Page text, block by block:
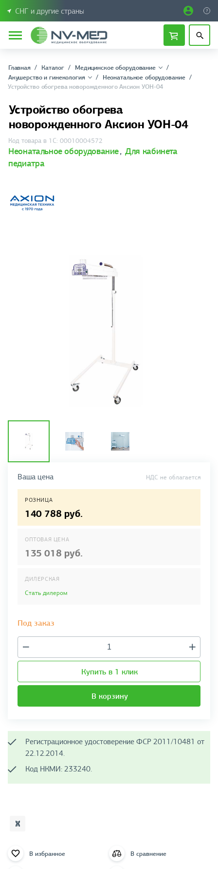
СНГ и другие страны
Главная Каталог
Медицинское оборудование
Акушерство и гинекология
Неонатальное оборудование
Устройство обогрева новорожденного Аксион УОН-04
Устройство обогрева
новорожденного Аксион УОН-04
Код товара в 1С: 00010004572
Неонатальное оборудование, Для кабинета
педиатра
Ваша цена НДС не облагается
РОЗНИЦА
140 788 руб.
ОПТОВАЯ ЦЕНА
135 018 руб.
ДИЛЕРСКАЯ
Стать дилером
Под заказ
Купить в 1 клик
В корзину
Регистрационное удостоверение ФСР 2011/10481 от
22.12.2014.
Код НКМИ: 233240.
В избранное В сравнение